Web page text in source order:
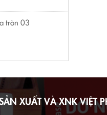
tròn 03
XUẤT VÀ XNK VIỆT